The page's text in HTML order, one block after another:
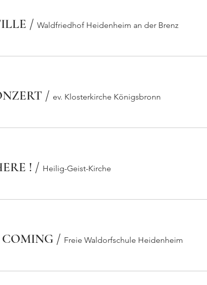
/ Waldfriedhof Heidenheim an der Brenz
/ ev. Klosterkirche Königsbronn
! / Heilig-Geist-Kirche
/ Freie Waldorfschule Heidenheim